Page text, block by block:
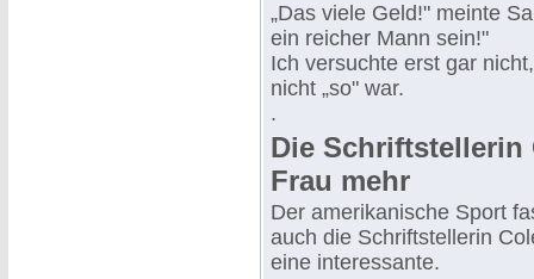
„Das viele Geld!" meinte
ein reicher Mann sein!"
Ich versuchte erst gar
nicht „so" war.
.
Die Schriftstellerin
Frau mehr
Der amerikanische Sport
auch die Schriftstellerin
eine interessante.